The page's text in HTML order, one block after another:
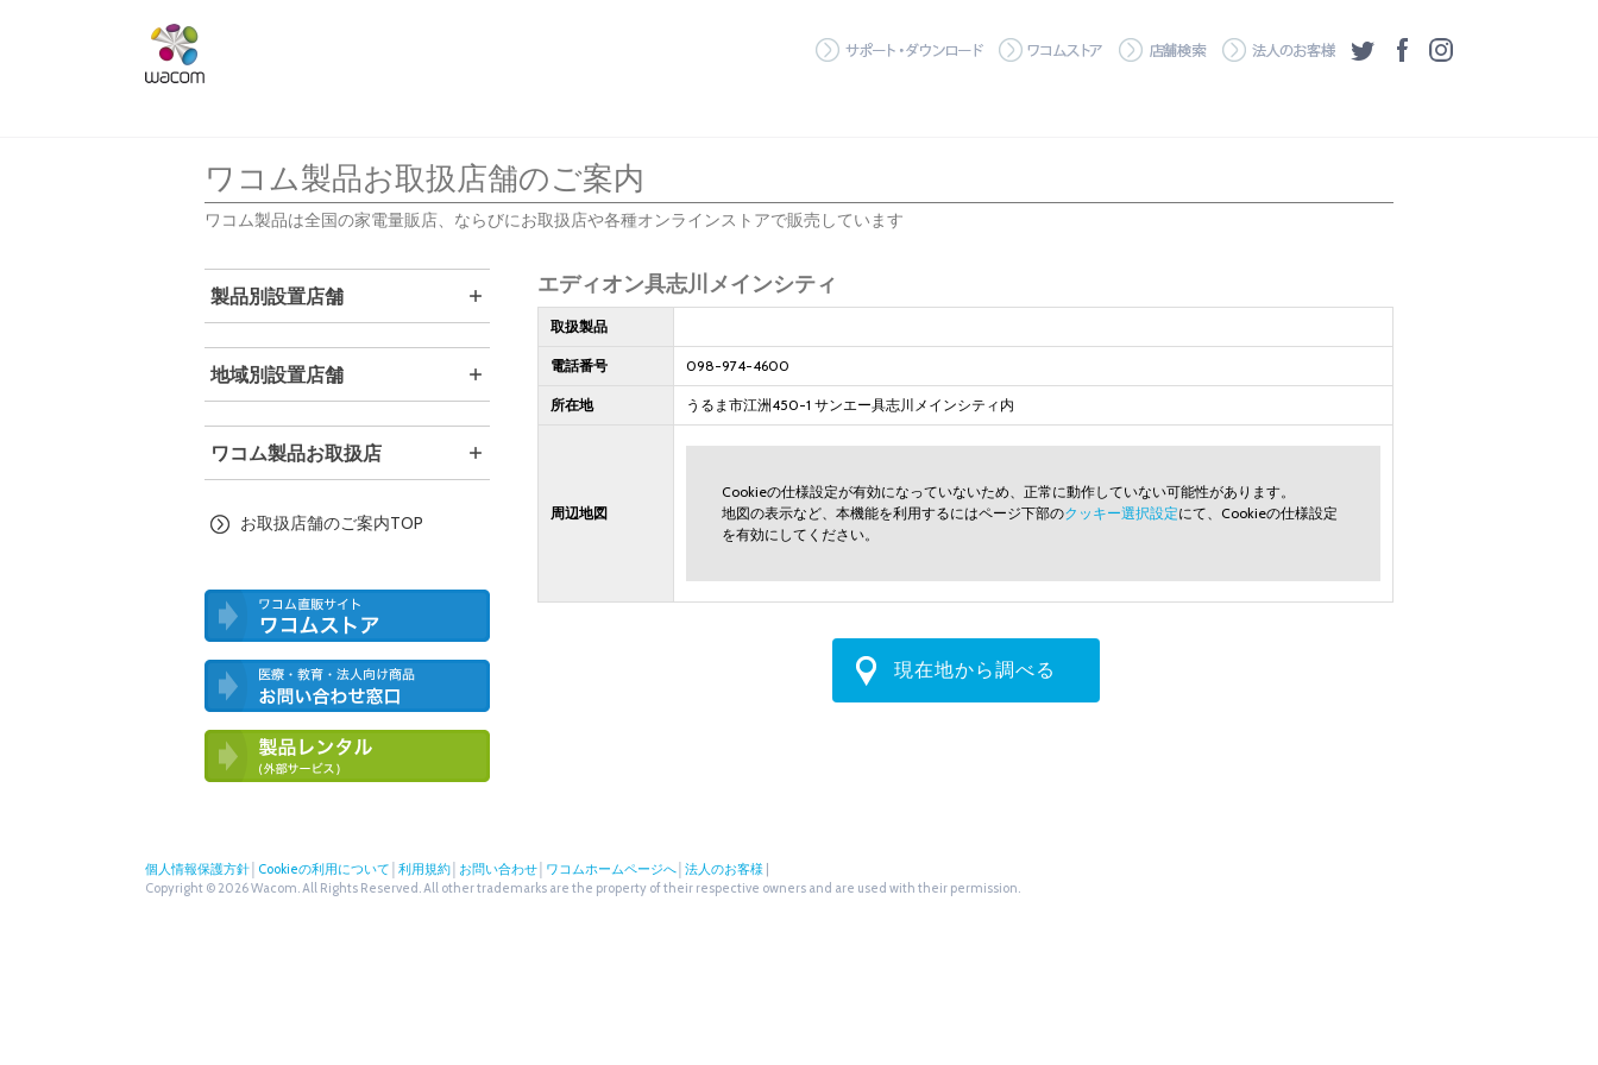
サポート・ダウンロード
ワコムストア 店舗検索 法人のお客様
ツイッターフェイスブック
ワコム製品お取扱店舗のご案内
ワコム製品は全国の家電量販店、ならびにお取扱店や各種オンラインストアで販売しています
エディオン具志川メインシティ
取扱製品
電話番号 098-974-4600
所在地 うるま市江洲450-1 サンエー具志川メインシティ内
周辺地図
Cookieの仕様設定が有効になっていないため、正常に動作していない可能性があります。
地図の表示など、本機能を利用するにはページ下部のクッキー選択設定にて、Cookieの仕様設定
を有効にしてください。
現在地から調べる
製品別設置店舗
地域別設置店舗
ワコム製品お取扱店
お取扱店舗のご案内TOP
わせ窓口
個人情報保護方針 Cookieの利用について 利用規約 お問い合わせ ワコムホームページへ 法人のお客様
Copyright © 2026 Wacom. All Rights Reserved. All other trademarks are the property of their respective owners and are used with their permission.